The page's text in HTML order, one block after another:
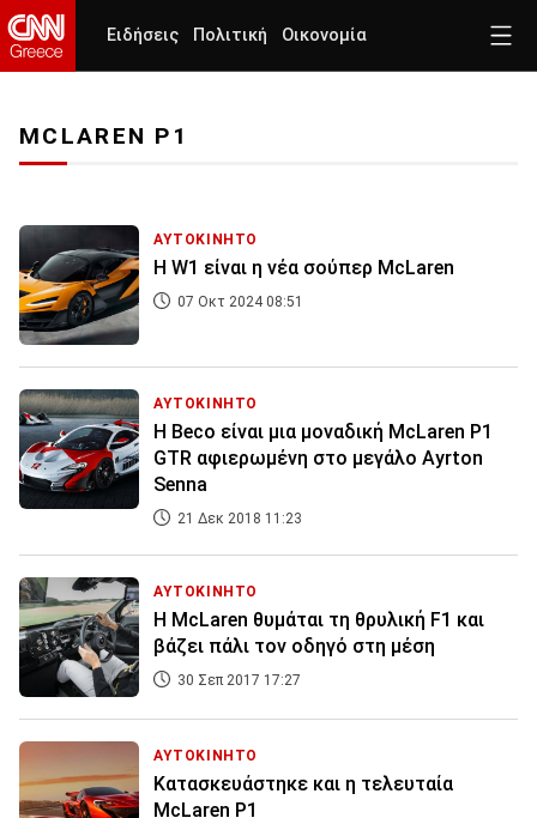
Ειδήσεις Πολιτική Οικονομία
MCLAREN P1
ΑΥΤΟΚΙΝΗΤΟ
Η W1 είναι η νέα σούπερ McLaren
07 Οκτ 2024 08:51
ΑΥΤΟΚΙΝΗΤΟ
H Beco είναι μια μοναδική McLaren P1
GTR αφιερωμένη στο μεγάλο Ayrton
Senna
21 Δεκ 2018 11:23
ΑΥΤΟΚΙΝΗΤΟ
Η McLaren θυμάται τη θρυλική F1 και
βάζει πάλι τον οδηγό στη μέση
30 Σεπ 2017 17:27
ΑΥΤΟΚΙΝΗΤΟ
Κατασκευάστηκε και η τελευταία
McLaren P1